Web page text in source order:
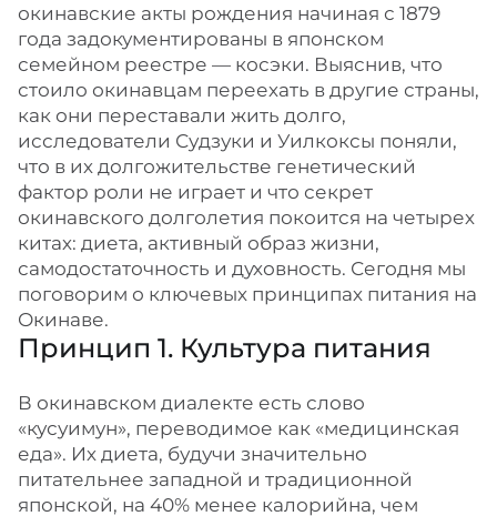
окинавские акты рождения начиная с 1879
года задокументированы в японском
семейном реестре — косэки. Выяснив, что
стоило окинавцам переехать в другие страны,
как они переставали жить долго,
исследователи Судзуки и Уилкоксы поняли,
что в их долгожительстве генетический
фактор роли не играет и что секрет
окинавского долголетия покоится на четырех
китах: диета, активный образ жизни,
самодостаточность и духовность. Сегодня мы
поговорим о ключевых принципах питания на
Окинаве.
Принцип 1. Культура питания
В окинавском диалекте есть слово
«кусуимун», переводимое как «медицинская
еда». Их диета, будучи значительно
питательнее западной и традиционной
японской, на 40% менее калорийна, чем